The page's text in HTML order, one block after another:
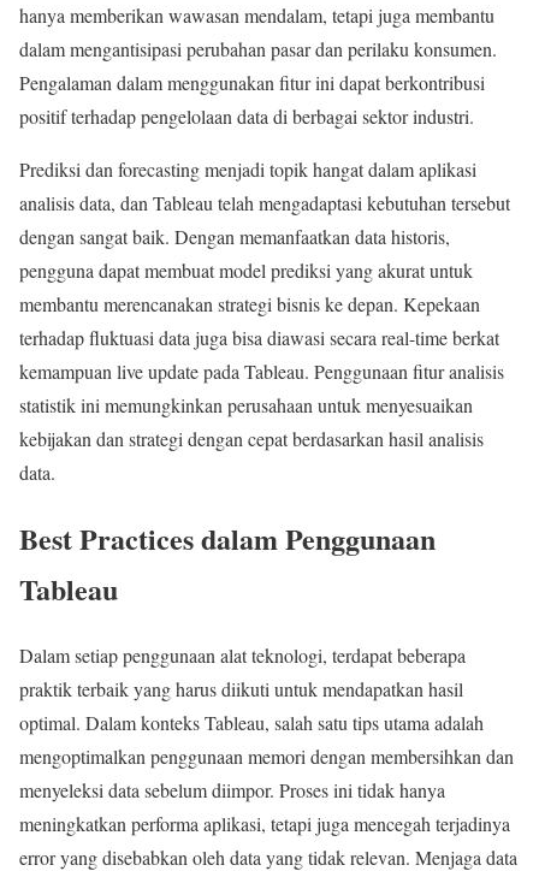
hanya memberikan wawasan mendalam, tetapi juga membantu
dalam mengantisipasi perubahan pasar dan perilaku konsumen.
Pengalaman dalam menggunakan fitur ini dapat berkontribusi
positif terhadap pengelolaan data di berbagai sektor industri.
Prediksi dan forecasting menjadi topik hangat dalam aplikasi
analisis data, dan Tableau telah mengadaptasi kebutuhan tersebut
dengan sangat baik. Dengan memanfaatkan data historis,
pengguna dapat membuat model prediksi yang akurat untuk
membantu merencanakan strategi bisnis ke depan. Kepekaan
terhadap fluktuasi data juga bisa diawasi secara real-time berkat
kemampuan live update pada Tableau. Penggunaan fitur analisis
statistik ini memungkinkan perusahaan untuk menyesuaikan
kebijakan dan strategi dengan cepat berdasarkan hasil analisis
data.
Best Practices dalam Penggunaan
Tableau
Dalam setiap penggunaan alat teknologi, terdapat beberapa
praktik terbaik yang harus diikuti untuk mendapatkan hasil
optimal. Dalam konteks Tableau, salah satu tips utama adalah
mengoptimalkan penggunaan memori dengan membersihkan dan
menyeleksi data sebelum diimpor. Proses ini tidak hanya
meningkatkan performa aplikasi, tetapi juga mencegah terjadinya
error yang disebabkan oleh data yang tidak relevan. Menjaga data